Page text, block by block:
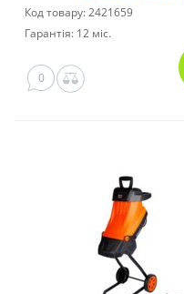
Код товару: 2421659
Гарантія: 12 міс.
0